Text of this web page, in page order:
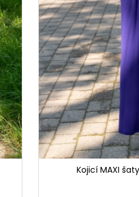
Kojicí MAXI